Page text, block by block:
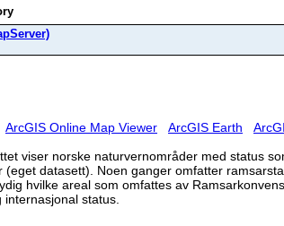
ArcGIS Online Map Viewer ArcGIS Earth
viser norske naturvernområder med status
datasett). Noen ganger omfatter
hvilke areal som omfattes av
status.